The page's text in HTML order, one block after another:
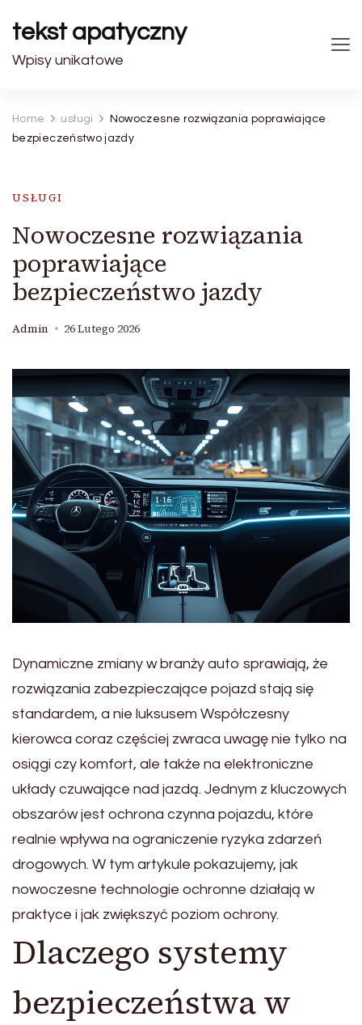
tekst apatyczny
Wpisy unikatowe
Home usługi
Nowoczesne rozwiązania poprawiające
bezpieczeństwo jazdy
USŁUGI
Nowoczesne rozwiązania
poprawiające
bezpieczeństwo jazdy
Admin 26 Lutego 2026
Dynamiczne zmiany w branży auto sprawiają, że
rozwiązania zabezpieczające pojazd stają się
standardem, a nie luksusem Współczesny
kierowca coraz częściej zwraca uwagę nie tylko na
osiągi czy komfort, ale także na elektroniczne
układy czuwające nad jazdą. Jednym z kluczowych
obszarów jest ochrona czynna pojazdu, które
realnie wpływa na ograniczenie ryzyka zdarzeń
drogowych. W tym artykule pokazujemy, jak
nowoczesne technologie ochronne działają w
praktyce i jak zwiększyć poziom ochrony.
Dlaczego systemy
bezpieczeństwa w